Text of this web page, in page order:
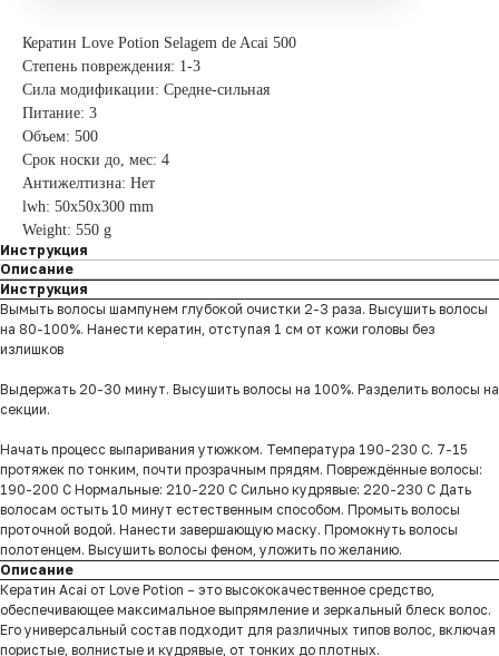
Кератин Love Potion Selagem de Acai 500
Степень повреждения: 1-3
Сила модификации: Средне-сильная
Питание: 3
Объем: 500
Срок носки до, мес: 4
Антижелтизна: Нет
lwh: 50x50x300 mm
Weight: 550 g
Инструкция
Описание
Инструкция
Вымыть волосы шампунем глубокой очистки 2-3 раза. Высушить волосы
на 80-100%. Нанести кератин, отступая 1 см от кожи головы без
излишков
Выдержать 20-30 минут. Высушить волосы на 100%. Разделить волосы на
секции.
Начать процесс выпаривания утюжком. Температура 190-230 С. 7-15
протяжек по тонким, почти прозрачным прядям. Повреждённые волосы:
190-200 С Нормальные: 210-220 С Сильно кудрявые: 220-230 С Дать
волосам остыть 10 минут естественным способом. Промыть волосы
проточной водой. Нанести завершающую маску. Промокнуть волосы
полотенцем. Высушить волосы феном, уложить по желанию.
Описание
Кератин Acai от Love Potion – это высококачественное средство,
обеспечивающее максимальное выпрямление и зеркальный блеск волос.
Его универсальный состав подходит для различных типов волос, включая
пористые, волнистые и кудрявые, от тонких до плотных.